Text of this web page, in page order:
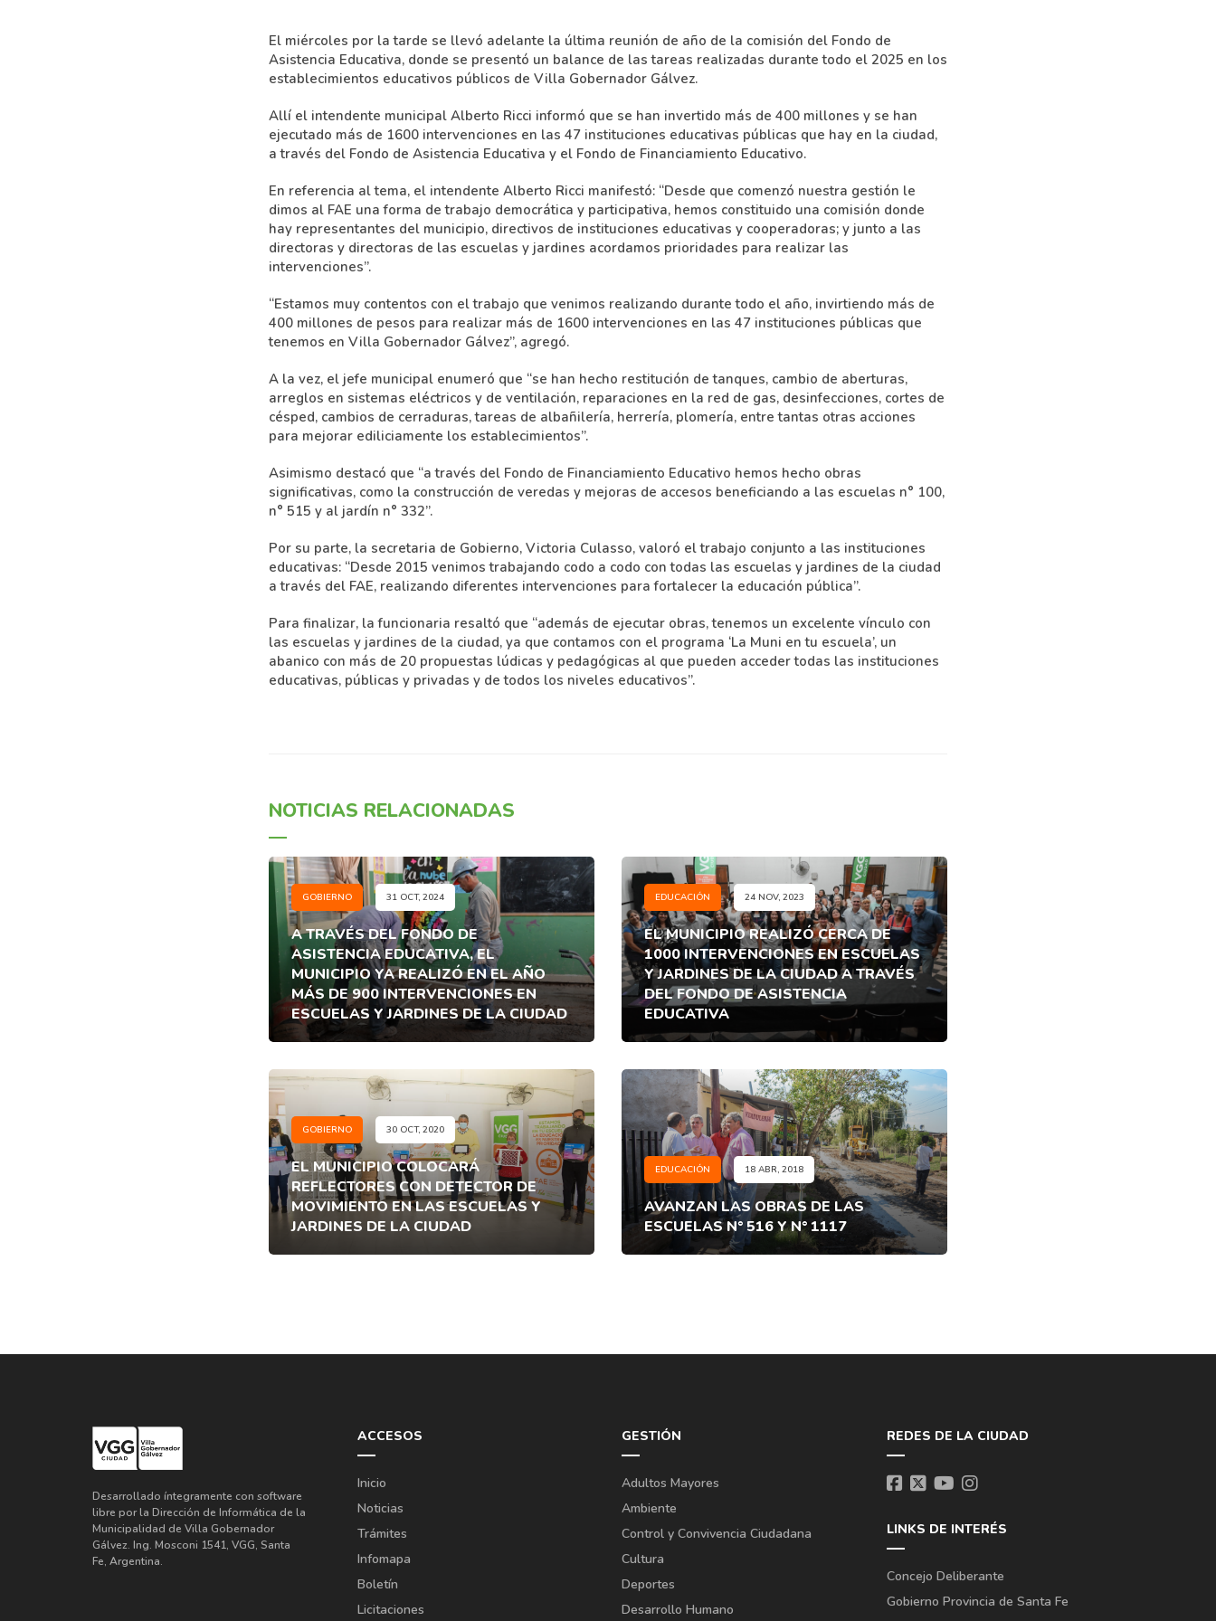
El miércoles por la tarde se llevó adelante la última reunión de año de la comisión del Fondo de
Asistencia Educativa, donde se presentó un balance de las tareas realizadas durante todo el 2025 en los
establecimientos educativos públicos de Villa Gobernador Gálvez.
Allí el intendente municipal Alberto Ricci informó que se han invertido más de 400 millones y se han
ejecutado más de 1600 intervenciones en las 47 instituciones educativas públicas que hay en la ciudad,
a través del Fondo de Asistencia Educativa y el Fondo de Financiamiento Educativo.
En referencia al tema, el intendente Alberto Ricci manifestó: “Desde que comenzó nuestra gestión le
dimos al FAE una forma de trabajo democrática y participativa, hemos constituido una comisión donde
hay representantes del municipio, directivos de instituciones educativas y cooperadoras; y junto a las
directoras y directoras de las escuelas y jardines acordamos prioridades para realizar las
intervenciones”.
“Estamos muy contentos con el trabajo que venimos realizando durante todo el año, invirtiendo más de
400 millones de pesos para realizar más de 1600 intervenciones en las 47 instituciones públicas que
tenemos en Villa Gobernador Gálvez”, agregó.
A la vez, el jefe municipal enumeró que “se han hecho restitución de tanques, cambio de aberturas,
arreglos en sistemas eléctricos y de ventilación, reparaciones en la red de gas, desinfecciones, cortes de
césped, cambios de cerraduras, tareas de albañilería, herrería, plomería, entre tantas otras acciones
para mejorar ediliciamente los establecimientos”.
Asimismo destacó que “a través del Fondo de Financiamiento Educativo hemos hecho obras
significativas, como la construcción de veredas y mejoras de accesos beneficiando a las escuelas n° 100,
n° 515 y al jardín n° 332”.
Por su parte, la secretaria de Gobierno, Victoria Culasso, valoró el trabajo conjunto a las instituciones
educativas: “Desde 2015 venimos trabajando codo a codo con todas las escuelas y jardines de la ciudad
a través del FAE, realizando diferentes intervenciones para fortalecer la educación pública”.
Para finalizar, la funcionaria resaltó que “además de ejecutar obras, tenemos un excelente vínculo con
las escuelas y jardines de la ciudad, ya que contamos con el programa ‘La Muni en tu escuela’, un
abanico con más de 20 propuestas lúdicas y pedagógicas al que pueden acceder todas las instituciones
educativas, públicas y privadas y de todos los niveles educativos”.
NOTICIAS RELACIONADAS
GOBIERNO 31 OCT, 2024
A TRAVÉS DEL FONDO DE
ASISTENCIA EDUCATIVA, EL
MUNICIPIO YA REALIZÓ EN EL AÑO
MÁS DE 900 INTERVENCIONES EN
ESCUELAS Y JARDINES DE LA CIUDAD
EDUCACIÓN 24 NOV, 2023
EL MUNICIPIO REALIZÓ CERCA DE
1000 INTERVENCIONES EN ESCUELAS
Y JARDINES DE LA CIUDAD A TRAVÉS
DEL FONDO DE ASISTENCIA
EDUCATIVA
GOBIERNO 30 OCT, 2020
EL MUNICIPIO COLOCARÁ
REFLECTORES CON DETECTOR DE
MOVIMIENTO EN LAS ESCUELAS Y
JARDINES DE LA CIUDAD
EDUCACIÓN 18 ABR, 2018
AVANZAN LAS OBRAS DE LAS
ESCUELAS N° 516 Y N° 1117
Desarrollado íntegramente con software
libre por la Dirección de Informática de la
Municipalidad de Villa Gobernador
Gálvez. Ing. Mosconi 1541, VGG, Santa
Fe, Argentina.
ACCESOS
Inicio
Noticias
Trámites
Infomapa
Boletín
Licitaciones
GESTIÓN
Adultos Mayores
Ambiente
Control y Convivencia Ciudadana
Cultura
Deportes
Desarrollo Humano
REDES DE LA CIUDAD
LINKS DE INTERÉS
Concejo Deliberante
Gobierno Provincia de Santa Fe